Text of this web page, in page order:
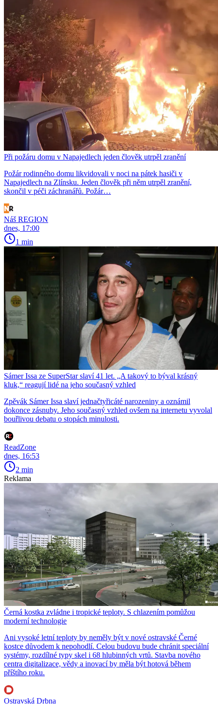
Při požáru domu v Napajedlech jeden člověk utrpěl zranění
Požár rodinného domu likvidovali v noci na pátek hasiči v
Napajedlech na Zlínsku. Jeden člověk při něm utrpěl zranění,
skončil v péči záchranářů. Požár…
Náš REGION
dnes, 17:00
1 min
Sámer Issa ze SuperStar slaví 41 let. „A takový to býval krásný
kluk,“ reagují lidé na jeho současný vzhled
Zpěvák Sámer Issa slaví jednačtyřicáté narozeniny a oznámil
dokonce zásnuby. Jeho současný vzhled ovšem na internetu vyvolal
bouřlivou debatu o stopách minulosti.
ReadZone
dnes, 16:53
2 min
Reklama
Černá kostka zvládne i tropické teploty. S chlazením pomůžou
moderní technologie
Ani vysoké letní teploty by neměly být v nové ostravské Černé
kostce důvodem k nepohodlí. Celou budovu bude chránit speciální
systémy, rozdílné typy skel i 68 hlubinných vrtů. Stavba nového
centra digitalizace, vědy a inovací by měla být hotová během
příštího roku.
Ostravská Drbna